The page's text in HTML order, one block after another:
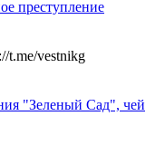
преступление
t.me/vestnikg
"Зеленый Сад", чей